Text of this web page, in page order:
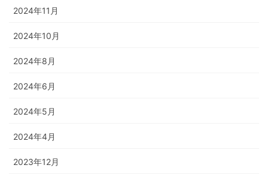
2024年11月
2024年10月
2024年8月
2024年6月
2024年5月
2024年4月
2023年12月